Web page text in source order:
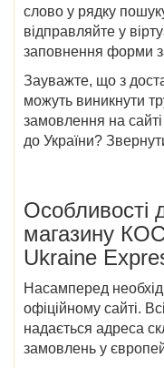
слово у рядку
відправляйте у
заповнення форми
Зауважте, що з
можуть виникнути
замовлення на сайті
до України?
Особливості
магазину КОС
Ukraine
Насамперед
офіційному сайті.
надається адреса
замовлень у